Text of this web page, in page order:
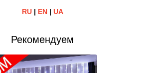
RU| EN| UA
Рекомендуем